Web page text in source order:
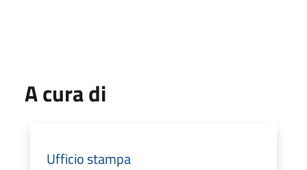
A cura di
Ufficio stampa